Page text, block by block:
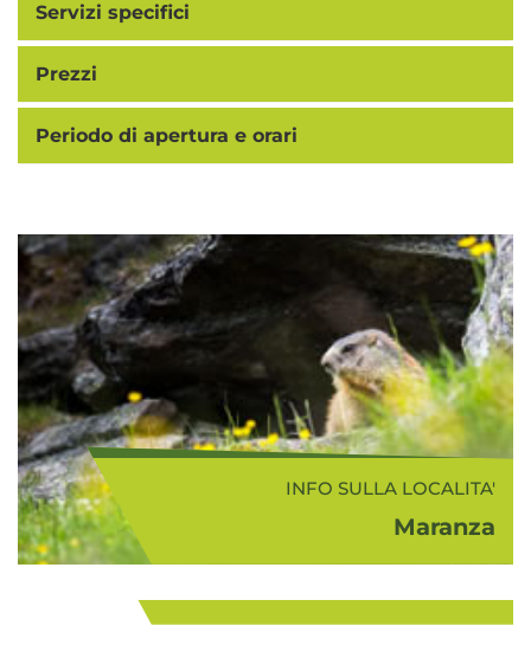
Servizi specifici
Prezzi
Periodo di apertura e orari
INFO SULLA LOCALITA'
Maranza
comprende la località di Maranza
(1.400 m s.l.m.) e la Val di Valles. A